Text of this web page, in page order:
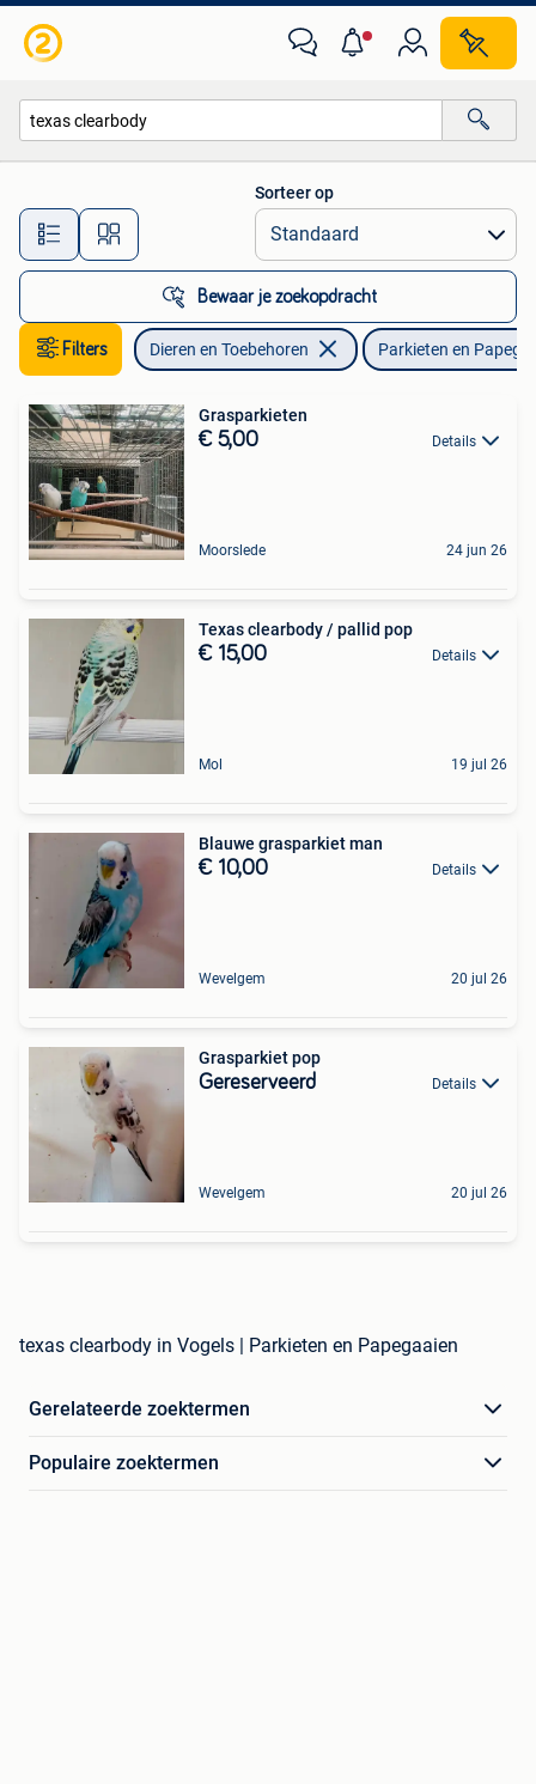
Alle afstanden…
Sorteer op
Bewaar je zoekopdracht
Filters Dieren en Toebehoren Parkieten en
Grasparkieten
€ 5,00 Details
Moorslede 24 jun 26
Texas clearbody / pallid pop
€ 15,00 Details
Mol 19 jul 26
Blauwe grasparkiet man
€ 10,00 Details
Wevelgem 20 jul 26
Grasparkiet pop
Gereserveerd Details
Wevelgem 20 jul 26
texas clearbody in Vogels | Parkieten en Papegaaien
Gerelateerde zoektermen
Populaire zoektermen